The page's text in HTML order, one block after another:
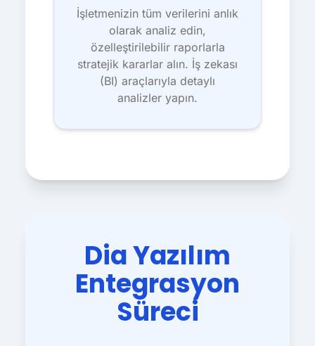
İşletmenizin tüm verilerini anlık
olarak analiz edin,
özelleştirilebilir raporlarla
stratejik kararlar alın. İş zekası
(BI) araçlarıyla detaylı
analizler yapın.
Dia Yazılım
Entegrasyon
Süreci